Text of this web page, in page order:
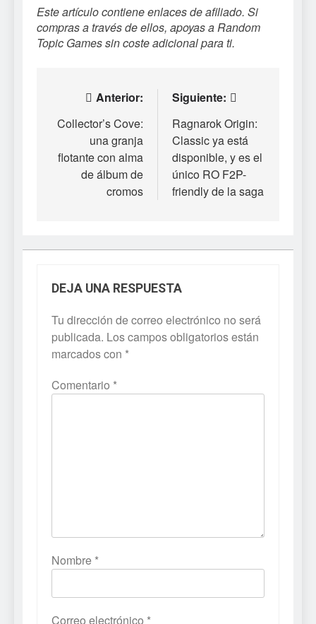
Este artículo contiene enlaces de afiliado. Si
compras a través de ellos, apoyas a Random
Topic Games sin coste adicional para ti.
Navegación
de
entradas
Anterior:
Collector’s Cove:
una granja
flotante con alma
de álbum de
cromos
Siguiente:
Ragnarok Origin:
Classic ya está
disponible, y es el
único RO F2P-
friendly de la saga
DEJA UNA RESPUESTA
Tu dirección de correo electrónico no será
publicada. Los campos obligatorios están
marcados con *
Comentario *
Nombre *
Correo electrónico *